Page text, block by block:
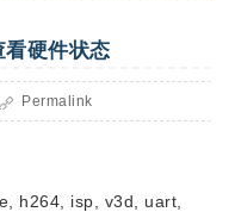
硬件状态
Permalink
h264, isp, v3d, uart,